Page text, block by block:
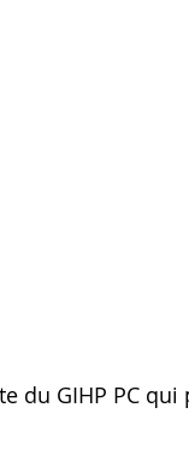
du GIHP PC